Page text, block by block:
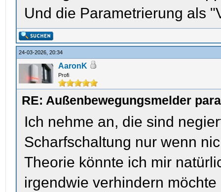
Und die Parametrierung als
24-03-2026, 20:34
AaronK
Profi
RE: Außenbewegungsmelder
Ich nehme an, die sind
Scharfschaltung nur wenn
Theorie könnte ich mir
irgendwie verhindern